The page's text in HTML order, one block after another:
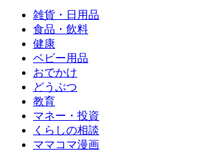
雑貨・日用品
食品・飲料
健康
ベビー用品
おでかけ
どうぶつ
教育
マネー・投資
くらしの相談
ママコマ漫画